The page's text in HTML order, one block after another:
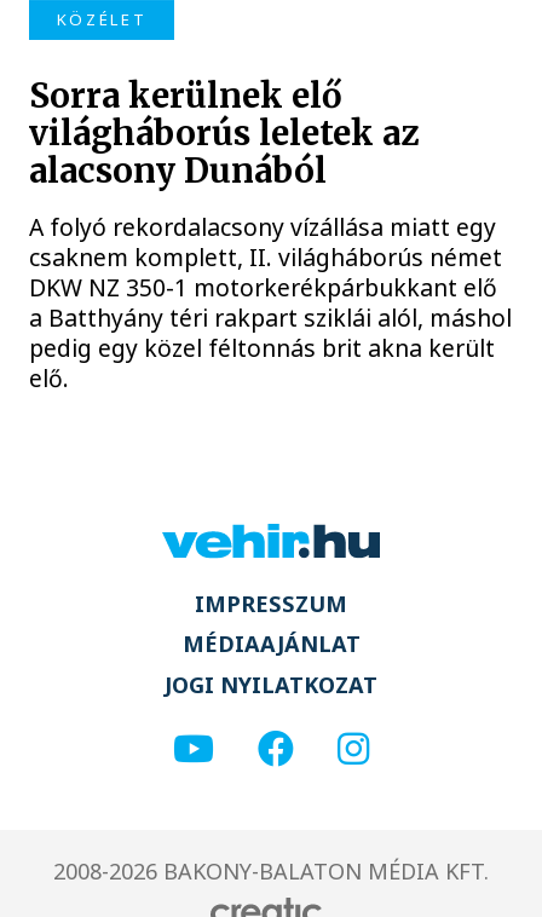
KÖZÉLET
Sorra kerülnek elő
világháborús leletek az
alacsony Dunából
A folyó rekordalacsony vízállása miatt egy
csaknem komplett, II. világháborús német
DKW NZ 350-1 motorkerékpárbukkant elő
a Batthyány téri rakpart sziklái alól, máshol
pedig egy közel féltonnás brit akna került
elő.
IMPRESSZUM
MÉDIAAJÁNLAT
JOGI NYILATKOZAT
2008-2026 BAKONY-BALATON MÉDIA KFT.